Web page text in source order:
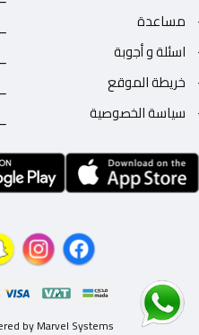
مساعدة
اسئلة و أجوبة
خريطة الموقع
سياسة الخصوصية
© 2025 - Powered by Marvel Systems